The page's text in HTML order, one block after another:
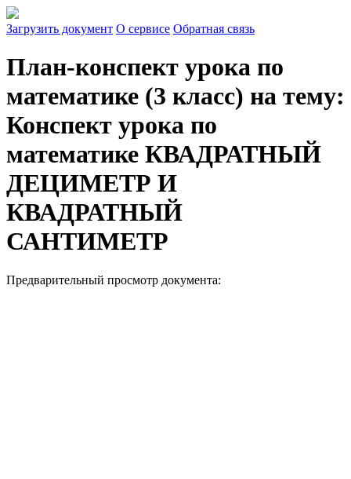
Загрузить документ О сервисе Обратная связь
План-конспект урока по
математике (3 класс) на тему:
Конспект урока по
математике КВАДРАТНЫЙ
ДЕЦИМЕТР И
КВАДРАТНЫЙ
САНТИМЕТР
Предварительный просмотр документа: